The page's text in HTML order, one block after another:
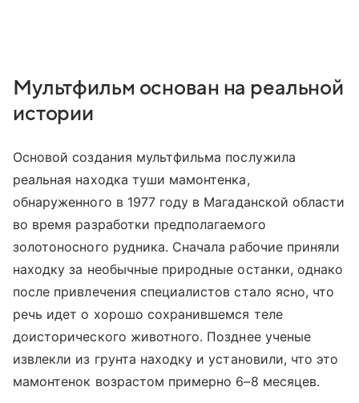
Мультфильм основан на реальной
истории
Основой создания мультфильма послужила
реальная находка туши мамонтенка,
обнаруженного в 1977 году в Магаданской области
во время разработки предполагаемого
золотоносного рудника. Сначала рабочие приняли
находку за необычные природные останки, однако
после привлечения специалистов стало ясно, что
речь идет о хорошо сохранившемся теле
доисторического животного. Позднее ученые
извлекли из грунта находку и установили, что это
мамонтенок возрастом примерно 6–8 месяцев.